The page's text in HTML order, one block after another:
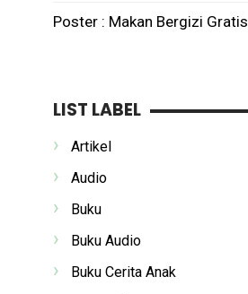
Poster : Makan Bergizi Gratis
LIST LABEL
Artikel
Audio
Buku
Buku Audio
Buku Cerita Anak